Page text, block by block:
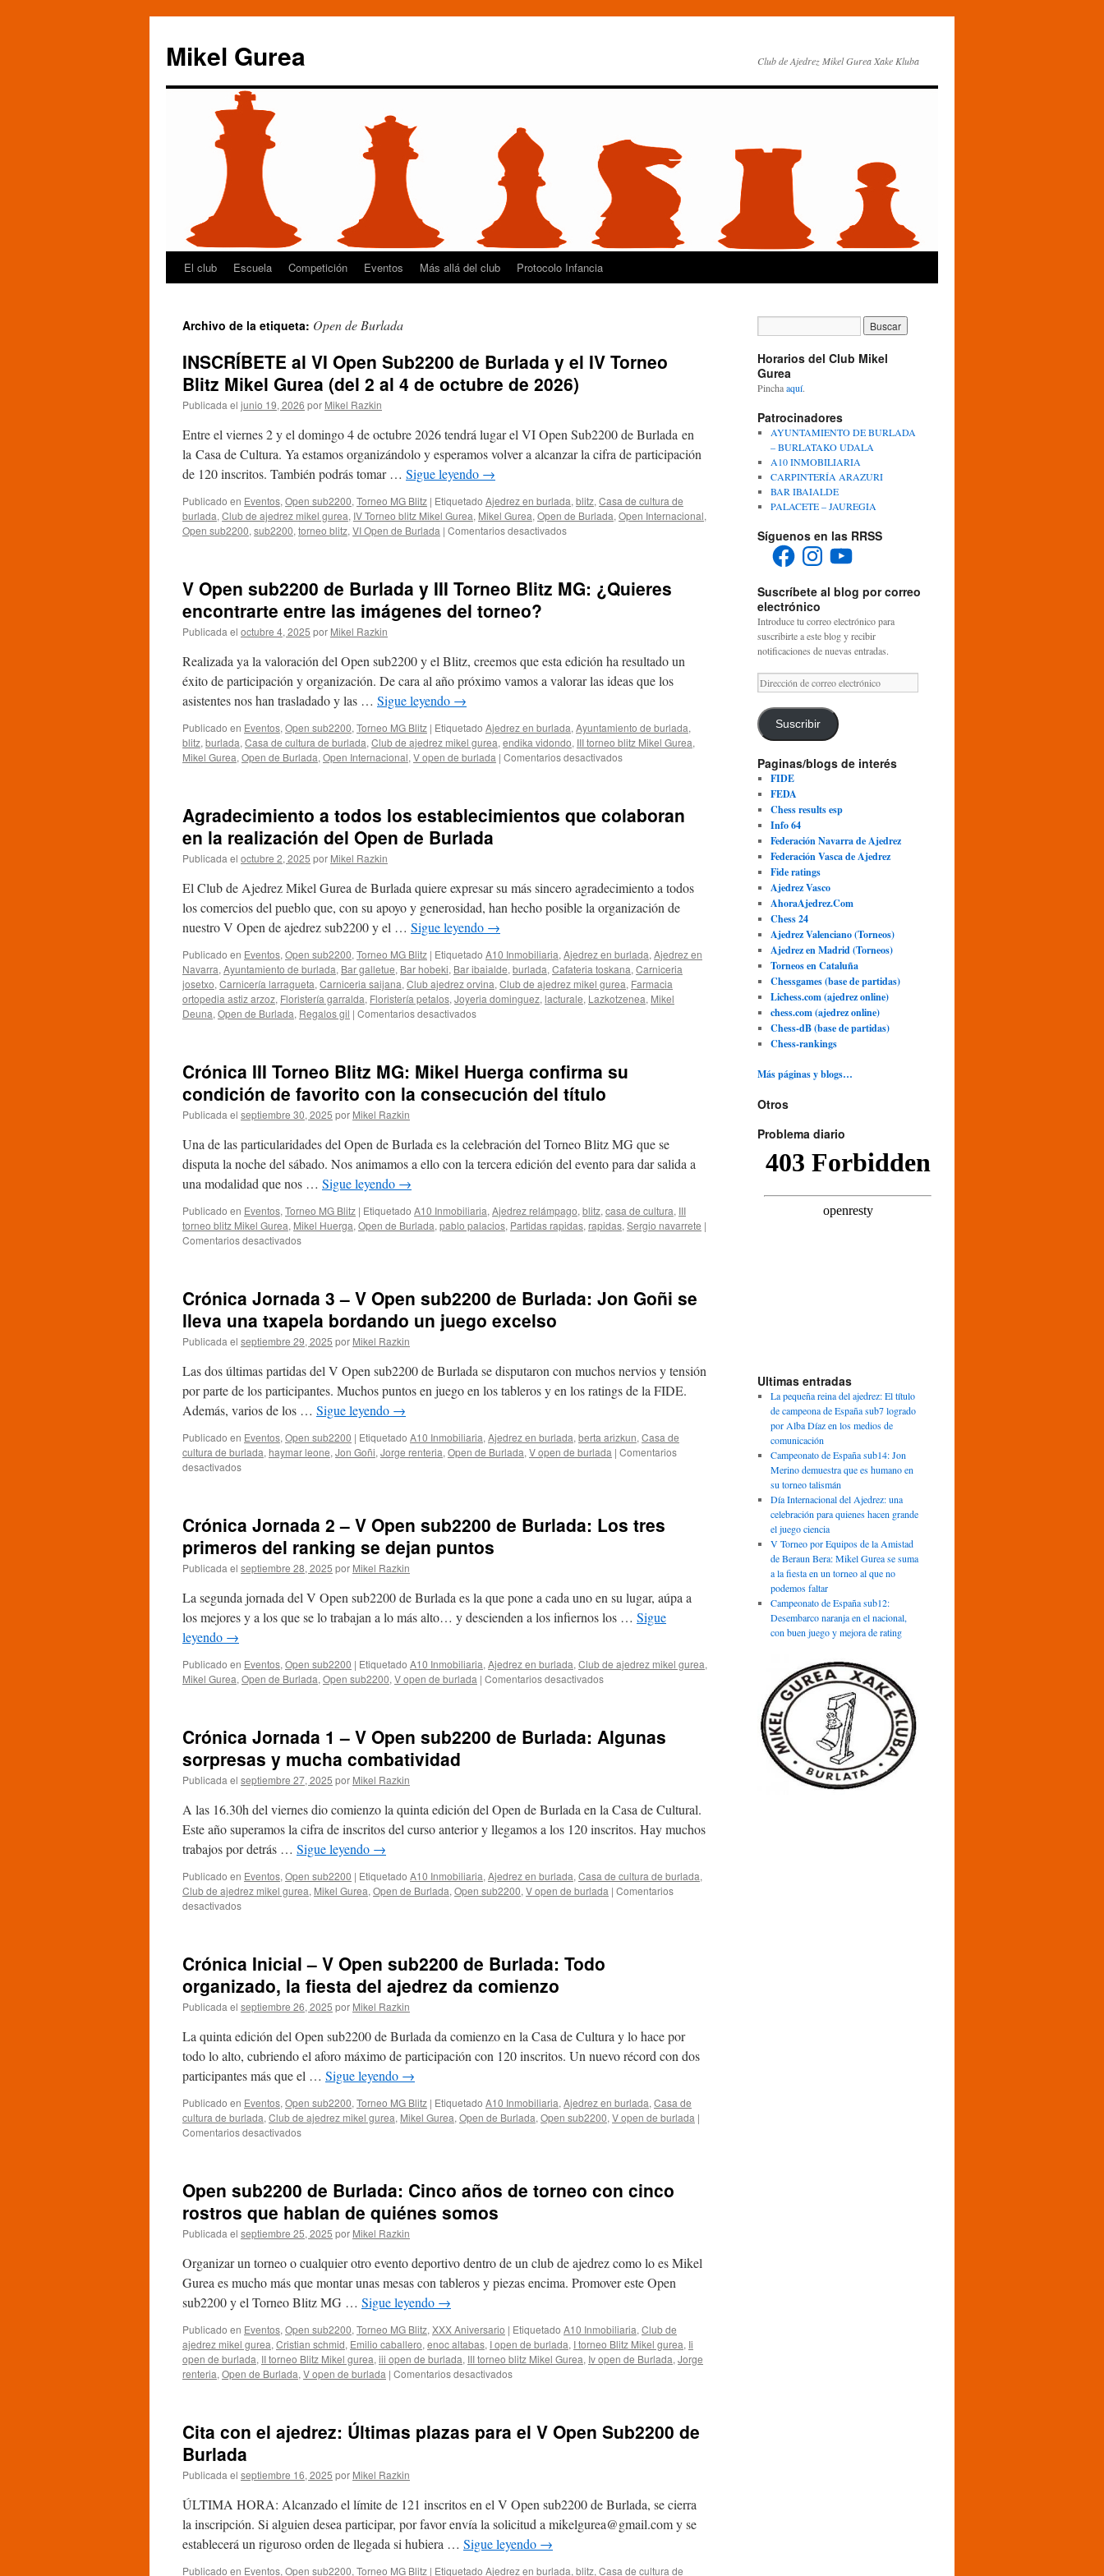
Mikel Gurea Club de Ajedrez Mikel Gurea Xake Kluba
Saltar
contenido
El club Escuela Competición Eventos Más allá del club Protocolo Infancia
Archivo de la etiqueta: Open de Burlada
INSCRÍBETE al VI Open Sub2200 de Burlada y el IV Torneo
Blitz Mikel Gurea (del 2 al 4 de octubre de 2026)
Publicada el junio 19, 2026 por Mikel Razkin
Entre el viernes 2 y el domingo 4 de octubre 2026 tendrá lugar el VI Open Sub2200 de Burlada en
la Casa de Cultura. Ya estamos organizándolo y esperamos volver a alcanzar la cifra de participación
de 120 inscritos. También podrás tomar … Sigue leyendo →
Publicado en Eventos, Open sub2200, Torneo MG Blitz | Etiquetado Ajedrez en burlada, blitz, Casa de cultura de
burlada, Club de ajedrez mikel gurea, IV Torneo blitz Mikel Gurea, Mikel Gurea, Open de Burlada, Open Internacional,
Open sub2200, sub2200, torneo blitz, VI Open de Burlada | Comentarios desactivadosen
Open
Sub2200
el
IV
Mikel
Gurea
(del
2
de
octubre
V Open sub2200 de Burlada y III Torneo Blitz MG: ¿Quieres
encontrarte entre las imágenes del torneo?
Publicada el octubre 4, 2025 por Mikel Razkin
Realizada ya la valoración del Open sub2200 y el Blitz, creemos que esta edición ha resultado un
éxito de participación y organización. De cara al año próximo vamos a valorar las ideas que los
asistentes nos han trasladado y las … Sigue leyendo →
Publicado en Eventos, Open sub2200, Torneo MG Blitz | Etiquetado Ajedrez en burlada, Ayuntamiento de burlada,
blitz, burlada, Casa de cultura de burlada, Club de ajedrez mikel gurea, endika vidondo, III torneo blitz Mikel Gurea,
Mikel Gurea, Open de Burlada, Open Internacional, V open de burlada | Comentarios desactivadosen
de
Blitz
MG:
entre
las
imágenes
del
torneo?
Agradecimiento a todos los establecimientos que colaboran
en la realización del Open de Burlada
Publicada el octubre 2, 2025 por Mikel Razkin
El Club de Ajedrez Mikel Gurea de Burlada quiere expresar su más sincero agradecimiento a todos
los comercios del pueblo que, con su apoyo y generosidad, han hecho posible la organización de
nuestro V Open de ajedrez sub2200 y el … Sigue leyendo →
Publicado en Eventos, Open sub2200, Torneo MG Blitz | Etiquetado A10 Inmobiliaria, Ajedrez en burlada, Ajedrez en
Navarra, Ayuntamiento de burlada, Bar galletue, Bar hobeki, Bar ibaialde, burlada, Cafateria toskana, Carniceria
josetxo, Carnicería larragueta, Carniceria saijana, Club ajedrez orvina, Club de ajedrez mikel gurea, Farmacia
ortopedia astiz arzoz, Floristería garralda, Floristería petalos, Joyeria dominguez, lacturale, Lazkotzenea, Mikel
Deuna, Open de Burlada, Regalos gil | Comentarios desactivadosen
los
establecimientos
que
la
realización
de
Burlada
Crónica III Torneo Blitz MG: Mikel Huerga confirma su
condición de favorito con la consecución del título
Publicada el septiembre 30, 2025 por Mikel Razkin
Una de las particularidades del Open de Burlada es la celebración del Torneo Blitz MG que se
disputa la noche del sábado. Nos animamos a ello con la tercera edición del evento para dar salida a
una modalidad que nos … Sigue leyendo →
Publicado en Eventos, Torneo MG Blitz | Etiquetado A10 Inmobiliaria, Ajedrez relámpago, blitz, casa de cultura, III
torneo blitz Mikel Gurea, Mikel Huerga, Open de Burlada, pablo palacios, Partidas rapidas, rapidas, Sergio navarrete |
Comentarios desactivadosen
Blitz
MG:
Mikel
Huerga
su
condición
favorito
la
consecución
Crónica Jornada 3 – V Open sub2200 de Burlada: Jon Goñi se
lleva una txapela bordando un juego excelso
Publicada el septiembre 29, 2025 por Mikel Razkin
Las dos últimas partidas del V Open sub2200 de Burlada se disputaron con muchos nervios y tensión
por parte de los participantes. Muchos puntos en juego en los tableros y en los ratings de la FIDE.
Además, varios de los … Sigue leyendo →
Publicado en Eventos, Open sub2200 | Etiquetado A10 Inmobiliaria, Ajedrez en burlada, berta arizkun, Casa de
cultura de burlada, haymar leone, Jon Goñi, Jorge renteria, Open de Burlada, V open de burlada | Comentarios
desactivadosen
–
Open
sub2200
Burlada:
Jon
Goñi
lleva
una
txapela
juego
excelso
Crónica Jornada 2 – V Open sub2200 de Burlada: Los tres
primeros del ranking se dejan puntos
Publicada el septiembre 28, 2025 por Mikel Razkin
La segunda jornada del V Open sub2200 de Burlada es la que pone a cada uno en su lugar, aúpa a
los mejores y a los que se lo trabajan a lo más alto… y descienden a los infiernos los … Sigue
leyendo →
Publicado en Eventos, Open sub2200 | Etiquetado A10 Inmobiliaria, Ajedrez en burlada, Club de ajedrez mikel gurea,
Mikel Gurea, Open de Burlada, Open sub2200, V open de burlada | Comentarios desactivadosen
–
Burlada:
Los
del
ranking
se
Crónica Jornada 1 – V Open sub2200 de Burlada: Algunas
sorpresas y mucha combatividad
Publicada el septiembre 27, 2025 por Mikel Razkin
A las 16.30h del viernes dio comienzo la quinta edición del Open de Burlada en la Casa de Cultural.
Este año superamos la cifra de inscritos del curso anterior y llegamos a los 120 inscritos. Hay muchos
trabajos por detrás … Sigue leyendo →
Publicado en Eventos, Open sub2200 | Etiquetado A10 Inmobiliaria, Ajedrez en burlada, Casa de cultura de burlada,
Club de ajedrez mikel gurea, Mikel Gurea, Open de Burlada, Open sub2200, V open de burlada | Comentarios
desactivadosen
–
Open
sub2200
Burlada:
Algunas
sorpresas
y
mucha
combatividad
Crónica Inicial – V Open sub2200 de Burlada: Todo
organizado, la fiesta del ajedrez da comienzo
Publicada el septiembre 26, 2025 por Mikel Razkin
La quinta edición del Open sub2200 de Burlada da comienzo en la Casa de Cultura y lo hace por
todo lo alto, cubriendo el aforo máximo de participación con 120 inscritos. Un nuevo récord con dos
participantes más que el … Sigue leyendo →
Publicado en Eventos, Open sub2200, Torneo MG Blitz | Etiquetado A10 Inmobiliaria, Ajedrez en burlada, Casa de
cultura de burlada, Club de ajedrez mikel gurea, Mikel Gurea, Open de Burlada, Open sub2200, V open de burlada |
Comentarios desactivadosen
V
Open
sub2200
de
Todo
organizado,
fiesta
ajedrez
da
comienzo
Open sub2200 de Burlada: Cinco años de torneo con cinco
rostros que hablan de quiénes somos
Publicada el septiembre 25, 2025 por Mikel Razkin
Organizar un torneo o cualquier otro evento deportivo dentro de un club de ajedrez como lo es Mikel
Gurea es mucho más que montar unas mesas con tableros y piezas encima. Promover este Open
sub2200 y el Torneo Blitz MG … Sigue leyendo →
Publicado en Eventos, Open sub2200, Torneo MG Blitz, XXX Aniversario | Etiquetado A10 Inmobiliaria, Club de
ajedrez mikel gurea, Cristian schmid, Emilio caballero, enoc altabas, I open de burlada, I torneo Blitz Mikel gurea, Ii
open de burlada, II torneo Blitz Mikel gurea, iii open de burlada, III torneo blitz Mikel Gurea, Iv open de Burlada, Jorge
renteria, Open de Burlada, V open de burlada | Comentarios desactivadosen
Burlada:
con
cinco
que
hablan
Cita con el ajedrez: Últimas plazas para el V Open Sub2200 de
Burlada
Publicada el septiembre 16, 2025 por Mikel Razkin
ÚLTIMA HORA: Alcanzado el límite de 121 inscritos en el V Open sub2200 de Burlada, se cierra
la inscripción. Si alguien desea participar, por favor envía la solicitud a mikelgurea@gmail.com y se
establecerá un riguroso orden de llegada si hubiera … Sigue leyendo →
Publicado en Eventos, Open sub2200, Torneo MG Blitz | Etiquetado Ajedrez en burlada, blitz, Casa de cultura de
Horarios del Club Mikel
Gurea
Pinchaaquí.
Patrocinadores
AYUNTAMIENTO DE BURLADA
– BURLATAKO UDALA
A10 INMOBILIARIA
CARPINTERÍA ARAZURI
BAR IBAIALDE
PALACETE – JAUREGIA
Síguenos en las RRSS
FacebookInstagramYouTube
Suscríbete al blog por correo
electrónico
Introduce tu correo electrónico para
suscribirte a este blog y recibir
notificaciones de nuevas entradas.
Dirección
de
correo
electrónico
Suscribir
Paginas/blogs de interés
FIDE
FEDA
Chess results esp
Info 64
Federación Navarra de Ajedrez
Federación Vasca de Ajedrez
Fide ratings
Ajedrez Vasco
AhoraAjedrez.Com
Chess 24
Ajedrez Valenciano (Torneos)
Ajedrez en Madrid (Torneos)
Torneos en Cataluña
Chessgames (base de partidas)
Lichess.com (ajedrez online)
chess.com (ajedrez online)
Chess-dB (base de partidas)
Chess-rankings
Más páginas y blogs…
Otros
Problema diario
Ultimas entradas
La pequeña reina del ajedrez: El título
de campeona de España sub7 logrado
por Alba Díaz en los medios de
comunicación
Campeonato de España sub14: Jon
Merino demuestra que es humano en
su torneo talismán
Día Internacional del Ajedrez: una
celebración para quienes hacen grande
el juego ciencia
V Torneo por Equipos de la Amistad
de Beraun Bera: Mikel Gurea se suma
a la fiesta en un torneo al que no
podemos faltar
Campeonato de España sub12:
Desembarco naranja en el nacional,
con buen juego y mejora de rating